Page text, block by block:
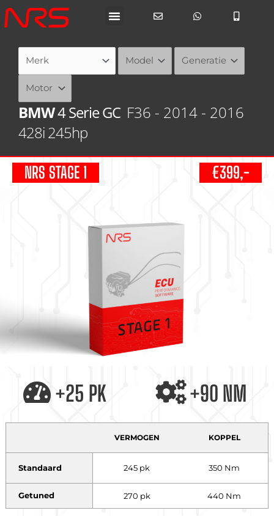
Ga
naar
BMW4 Serie GC F36 - 2014 - 2016
428i 245hp
NRS STAGE 1 €399,-
+25 PK +90 NM
VERMOGEN KOPPEL
Standaard 245 pk 350 Nm
Getuned 270 pk 440 Nm